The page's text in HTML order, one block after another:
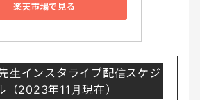
楽天市場で見る
生インスタライブ配信スケジ
（2023年11月現在）